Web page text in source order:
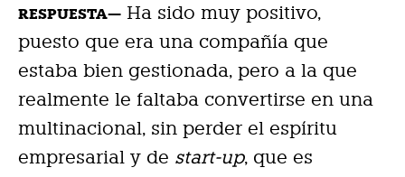
RESPUESTA— Ha sido muy positivo,
puesto que era una compañía que
estaba bien gestionada, pero a la que
realmente le faltaba convertirse en una
multinacional, sin perder el espíritu
empresarial y de start-up, que es